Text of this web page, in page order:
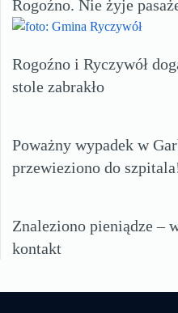
Rogoźno. Nie żyje
Rogoźno i Ryczywół
stole zabrakło
Poważny wypadek w
przewieziono do
Znaleziono pieniądze –
kontakt